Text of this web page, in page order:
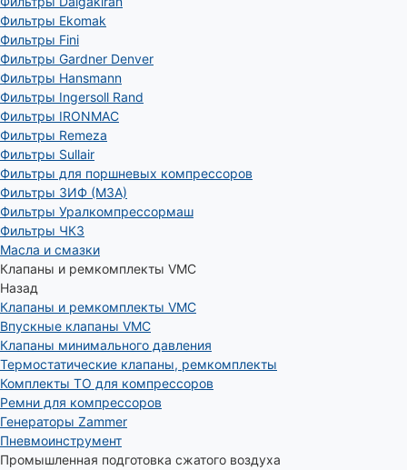
Фильтры Ekomak
Фильтры Fini
Фильтры Gardner Denver
Фильтры Hansmann
Фильтры Ingersoll Rand
Фильтры IRONMAC
Фильтры Remeza
Фильтры Sullair
Фильтры для поршневых компрессоров
Фильтры ЗИФ (МЗА)
Фильтры Уралкомпрессормаш
Фильтры ЧКЗ
Масла и смазки
Клапаны и ремкомплекты VMC
Назад
Клапаны и ремкомплекты VMC
Впускные клапаны VMC
Клапаны минимального давления
Термостатические клапаны, ремкомплекты
Комплекты ТО для компрессоров
Ремни для компрессоров
Генераторы Zammer
Пневмоинструмент
Промышленная подготовка сжатого воздуха